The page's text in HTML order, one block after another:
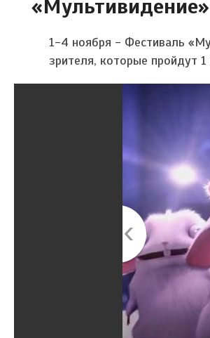
1-4 ноября - Фестиваль
зрителя, которые пройдут